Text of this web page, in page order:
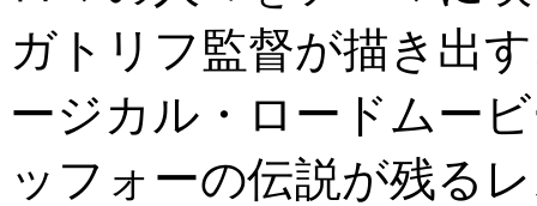
ガトリフ監督が描き出
ージカル・ロードムー
ッフォーの伝説が残る